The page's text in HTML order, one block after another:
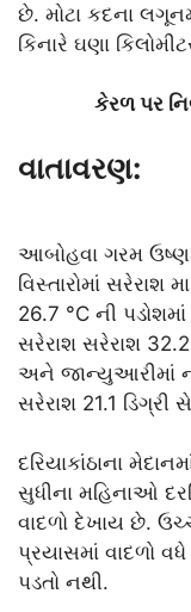
છે. મોટા કદના
કિનારે ઘણા
કેરળ પર
વાતાવરણ:
આબોહવા ગરમ
વિસ્તારોમાં સરેરાશ
26.7 °C ની
સરેરાશ સરેરાશ
અને જાન્યુઆરીમાં
સરેરાશ 21.1
દરિયાકાંઠાના
સુધીના મહિનાઓ
વાદળો દેખાય છે.
પ્રયાસમાં વાદળો
પડતો નથી.